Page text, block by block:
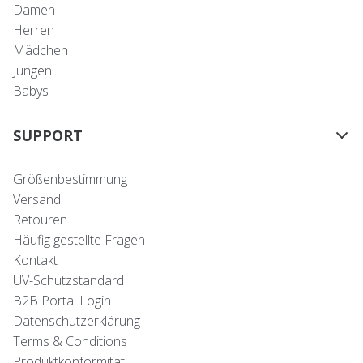
Damen
Herren
Mädchen
Jungen
Babys
SUPPORT
Größenbestimmung
Versand
Retouren
Häufig gestellte Fragen
Kontakt
UV-Schutzstandard
B2B Portal Login
Datenschutzerklärung
Terms & Conditions